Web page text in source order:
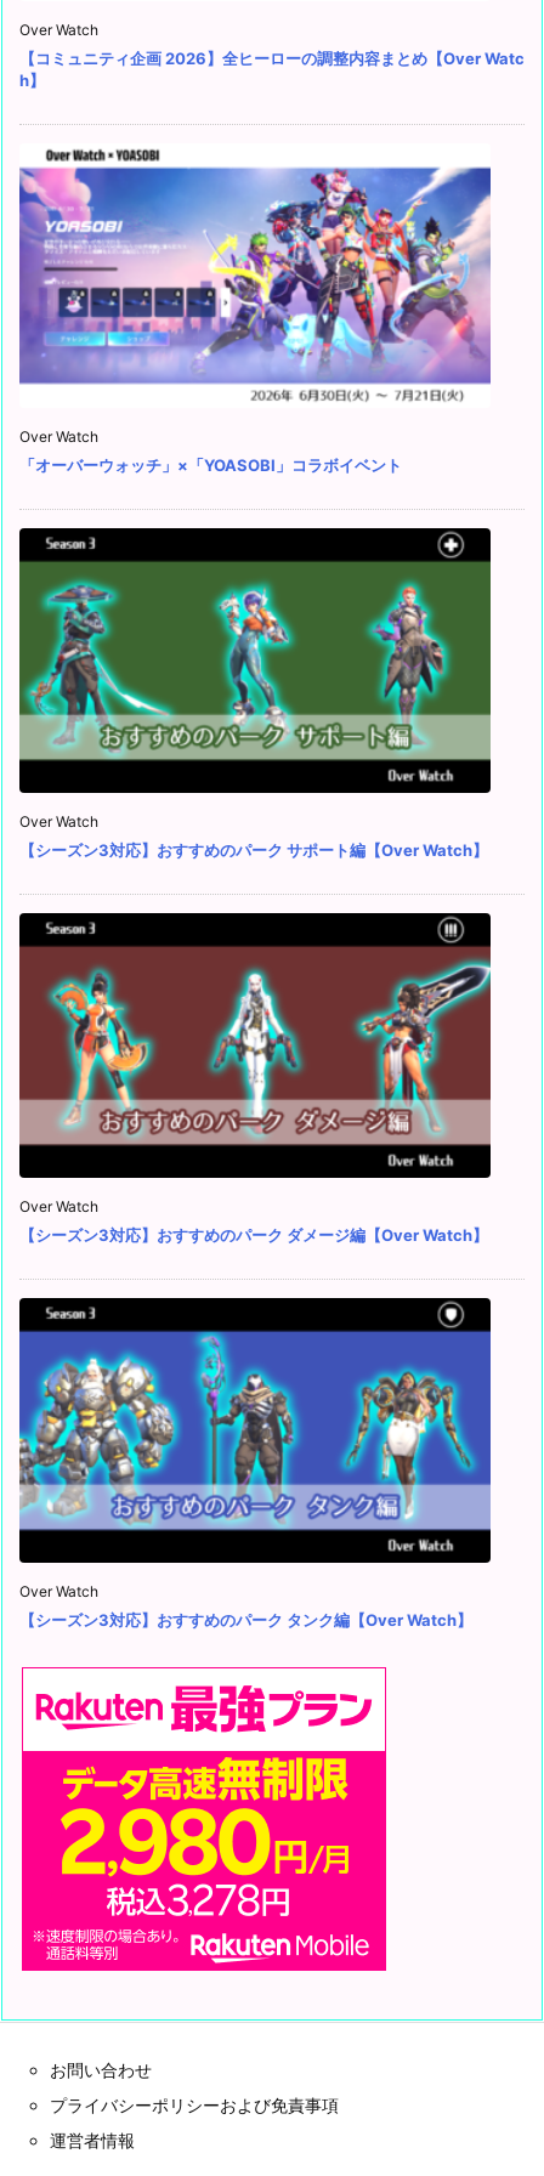
Over Watch
【コミュニティ企画 2026】全ヒーローの調整内容まとめ【Over Watc
h】
Over Watch
「オーバーウォッチ」×「YOASOBI」コラボイベント
Over Watch
【シーズン3対応】おすすめのパーク サポート編【Over Watch】
Over Watch
【シーズン3対応】おすすめのパーク ダメージ編【Over Watch】
Over Watch
【シーズン3対応】おすすめのパーク タンク編【Over Watch】
お問い合わせ
プライバシーポリシーおよび免責事項
運営者情報